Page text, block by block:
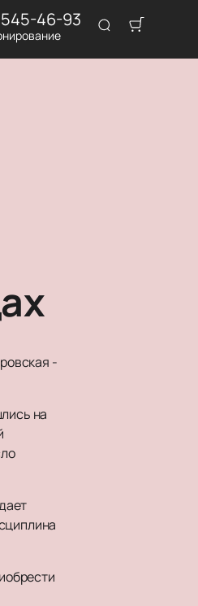
46-93
-
на